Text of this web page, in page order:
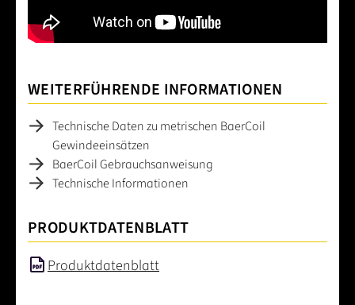
WEITERFÜHRENDE INFORMATIONEN
Technische Daten zu metrischen BaerCoil
Gewindeeinsätzen
BaerCoil Gebrauchsanweisung
Technische Informationen
PRODUKTDATENBLATT
Produktdatenblatt